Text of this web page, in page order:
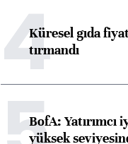
4Küresel gıda
tırmandı
BofA: Yatırımcı
yüksek